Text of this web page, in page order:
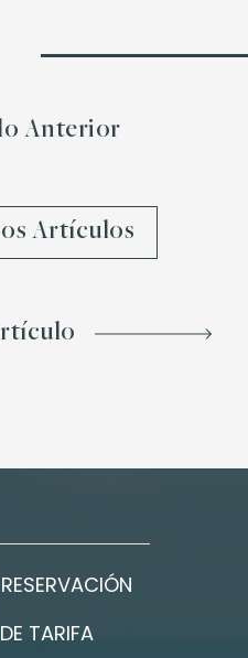
Anterior
Artículos
TARIFA